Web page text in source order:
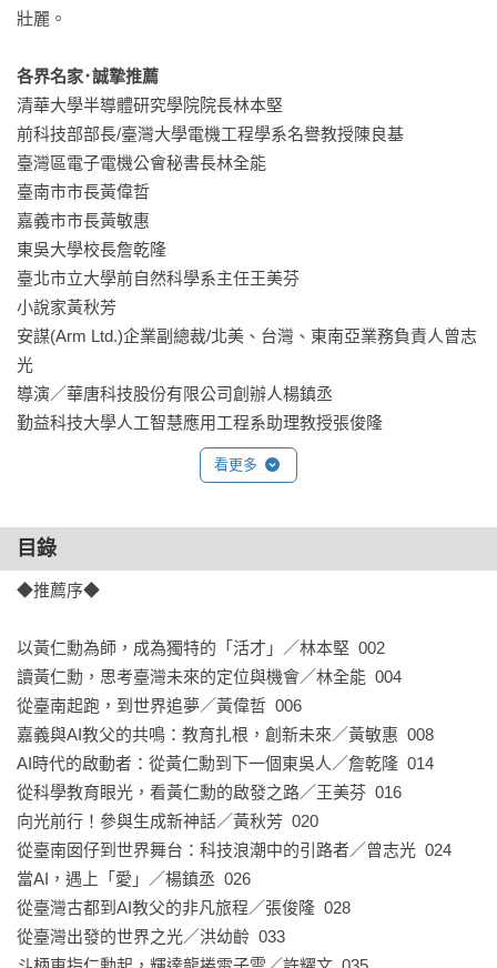
壯麗。
各界名家･誠摯推薦
清華大學半導體研究學院院長林本堅
前科技部部長/臺灣大學電機工程學系名譽教授陳良基
臺灣區電子電機公會秘書長林全能
臺南市市長黃偉哲
嘉義市市長黃敏惠
東吳大學校長詹乾隆
臺北市立大學前自然科學系主任王美芬
小說家黃秋芳
安謀(Arm Ltd.)企業副總裁/北美、台灣、東南亞業務負責人曾志
光
導演／華唐科技股份有限公司創辦人楊鎮丞
勤益科技大學人工智慧應用工程系助理教授張俊隆
嘉義市私立宏仁中學校長許耀文
路亞國際中學校長江惠真
臺北市立天母國中校長陳麗英
臺北市百齡國小校長張育成
《黃仁勳：從臺南囝仔到AI教父》
作家張林芳、胡芳芳獻給新世代的成長禮物
◆年輕讀者最喜歡看的超人氣名人故事，老師與家長推薦必
讀！
◆看大人物的成長故事，啟發新世代認識自己以及對未來的想
像！
◆陶冶莘莘學子的品格與勵志典範，培養人文素養、生命教育
最佳讀本！
本書六大特色
看更多
目錄
◆推薦序◆
以黃仁勳為師，成為獨特的「活才」／林本堅  002
讀黃仁勳，思考臺灣未來的定位與機會／林全能  004
從臺南起跑，到世界追夢／黃偉哲  006
嘉義與AI教父的共鳴：教育扎根，創新未來／黃敏惠  008
AI時代的啟動者：從黃仁勳到下一個東吳人／詹乾隆  014
從科學教育眼光，看黃仁勳的啟發之路／王美芬  016
向光前行！參與生成新神話／黃秋芳  020
從臺南囡仔到世界舞台：科技浪潮中的引路者／曾志光  024
當AI，遇上「愛」／楊鎮丞  026
從臺灣古都到AI教父的非凡旅程／張俊隆  028
從臺灣出發的世界之光／洪幼齡  033